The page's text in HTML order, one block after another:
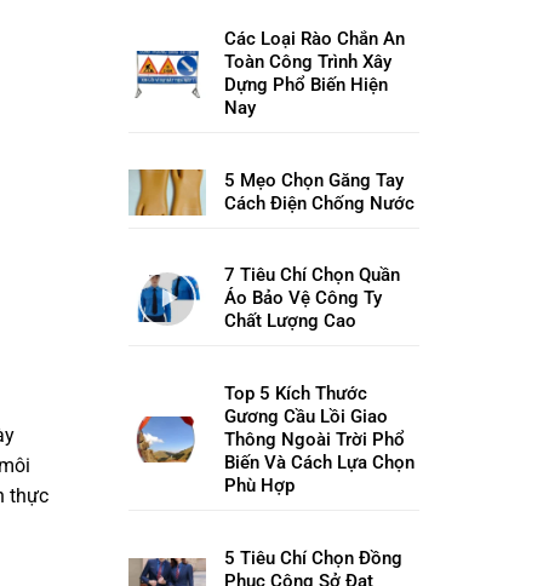
thực
Các Loại Rào Chắn An
Toàn Công Trình Xây
Dựng Phổ Biến Hiện
Nay
5 Mẹo Chọn Găng Tay
Cách Điện Chống Nước
7 Tiêu Chí Chọn Quần
Áo Bảo Vệ Công Ty
Chất Lượng Cao
Top 5 Kích Thước
Gương Cầu Lồi Giao
Thông Ngoài Trời Phổ
Biến Và Cách Lựa Chọn
Phù Hợp
5 Tiêu Chí Chọn Đồng
Phục Công Sở Đạt